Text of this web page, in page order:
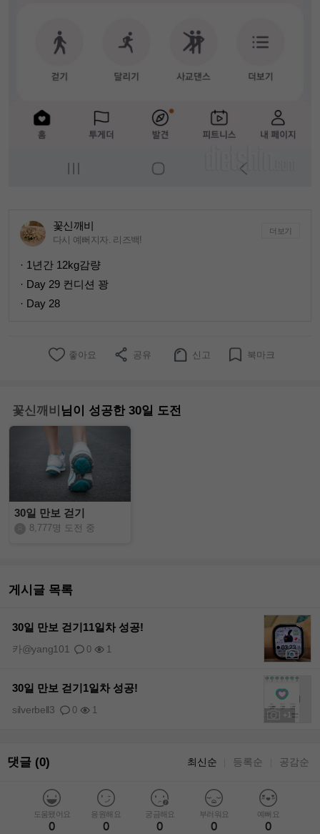
꽃신깨비
다시 예뻐지자. 리즈백!
더보기
· 1년간 12kg감량
· Day 29 컨디션 꽝
· Day 28
좋아요 공유 신고 북마크
꽃신깨비 님이 성공한 30일 도전
30일 만보 걷기
8,777명 도전 중
게시글 목록
30일 만보 걷기11일차 성공!
0 1
카@yang101
+1
30일 만보 걷기1일차 성공!
0 1
silverbell3
댓글 (0) 최신순 등록순 공감순
도움됐어요
0
응원해요
0
궁금해요
0
부러워요
0
예뻐요
0